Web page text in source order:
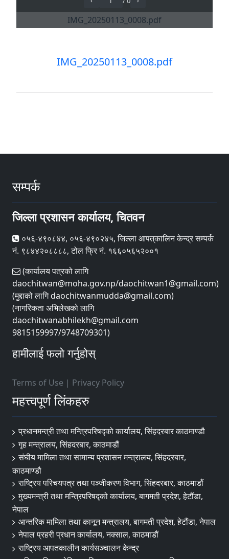
IMG_20250113_0008.pdf
सम्पर्क
जिल्ला प्रशासन कार्यालय, चितवन
०५६-४९०८४४, ०५६-४९०२४५, जिल्ला आपत्‌कालिन केन्द्र सम्पर्क
नं. ९८४४२०८८८८, टोल फ्रि नं. १६६०५६५२००१
(कार्यालय पत्रको लागि
daochitwan@moha.gov.np/daochitwan1@gmail.com)
(मुद्दाको लागि daochitwanmudda@gmail.com)
(नागरिकता अभिलेखको लागि
daochitwanabhilekh@gmail.com
9815159997/9748709301)
हामीलाई फलो गर्नुहोस्
Terms of Use | Privacy Policy
महत्त्वपूर्ण लिंकहरु
प्रधानमन्त्री तथा मन्त्रिपरिषद्को कार्यालय, सिंहदरबार काठमाण्डौ
गृह मन्त्रालय, सिंहदरबार, काठमाडौं
संघीय मामिला तथा सामान्य प्रशासन मन्त्रालय, सिंहदरबार,
काठमाण्डौ
राष्ट्रिय परिचयपत्र तथा पञ्जीकरण विभाग, सिंहदरबार, काठमाडौं
मुख्यमन्त्री तथा मन्त्रिपरिषद्को कार्यालय, बागमती प्रदेश, हेटौंडा,
नेपाल
आन्तरिक मामिला तथा कानून मन्त्रालय, बागमती प्रदेश, हेटौंडा, नेपाल
नेपाल प्रहरी प्रधान कार्यालय, नक्साल, काठमाडौं
राष्ट्रिय आपतकालीन कार्यसञ्चालन केन्द्र